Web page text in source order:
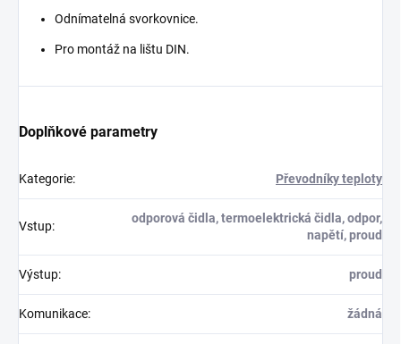
Odnímatelná svorkovnice.
Pro montáž na lištu DIN.
Doplňkové parametry
Kategorie: Převodníky teploty
Vstup:
odporová čidla, termoelektrická čidla, odpor,
napětí, proud
Výstup: proud
Komunikace: žádná